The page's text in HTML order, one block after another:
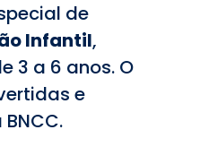
de
Infantil,
3 a 6 anos. O
e